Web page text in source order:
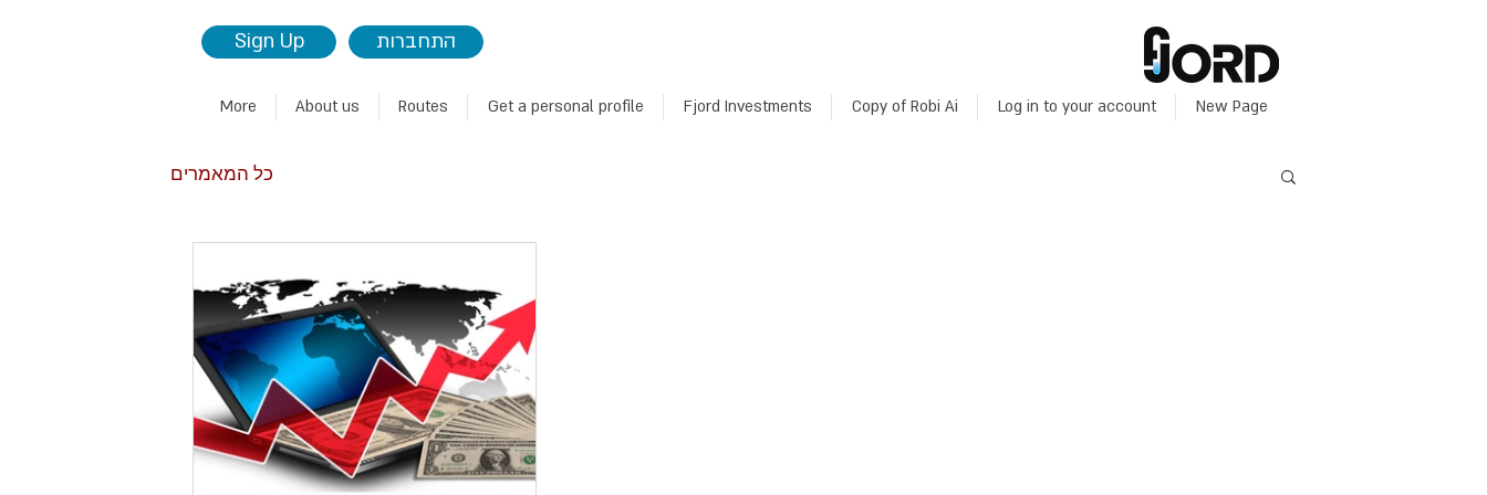
Sign Up התחברות
New Page
Log in to your account
Copy of Robi Ai
Fjord Investments
Get a personal profile
Routes
About us
More
כל המאמרים